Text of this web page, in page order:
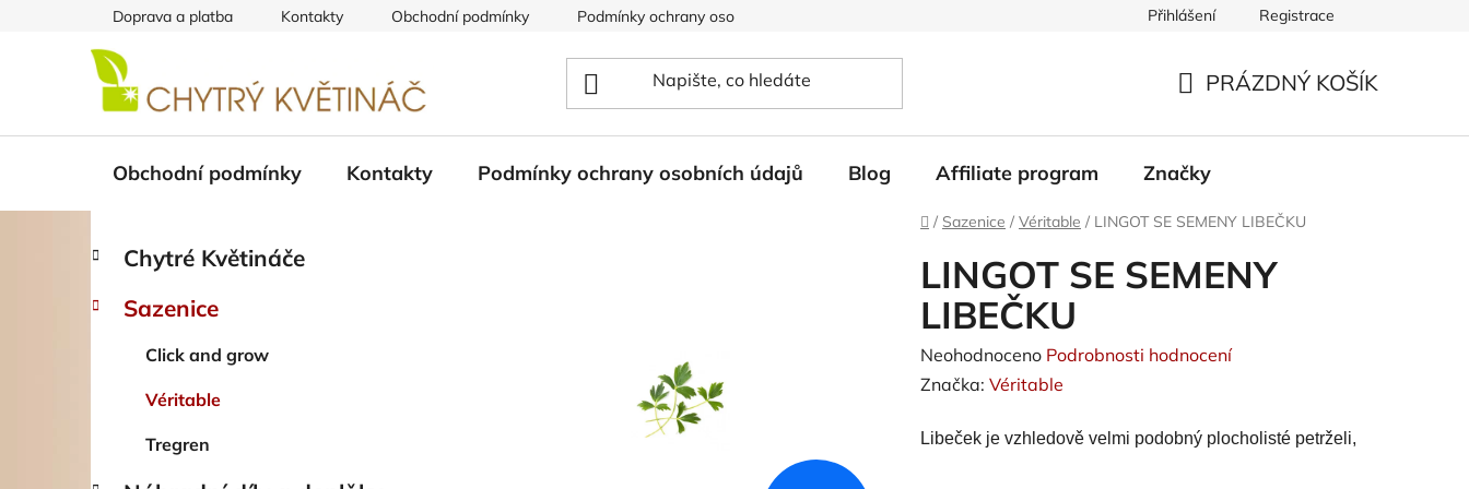
Doprava a platba Kontakty Obchodní podmínky Podmínky ochrany osobních údajů Přihlášení Registrace
KOŠÍK
PRÁZDNÝ KOŠÍK
Obchodní podmínky Kontakty Podmínky ochrany osobních údajů Blog Affiliate program Značky
Domů
/ Sazenice / Véritable / LINGOT SE SEMENY LIBEČKU
P
s
kategorie
a
e
Chytré Květináče
Sazenice
Click and grow
Véritable
Tregren
LINGOT SE SEMENY
LIBEČKU
Průměrné
hodnocení
je
Neohodnoceno Podrobnosti hodnocení
Značka: Véritable